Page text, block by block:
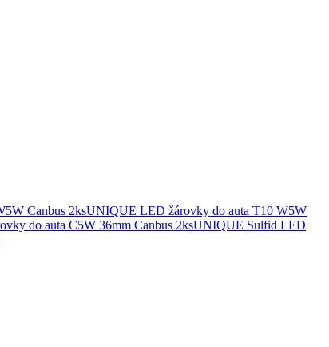
UNIQUE LED žárovky do auta T10 W5W
UNIQUE Sulfid LED